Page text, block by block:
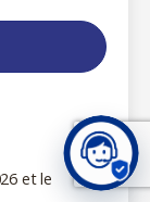
et le